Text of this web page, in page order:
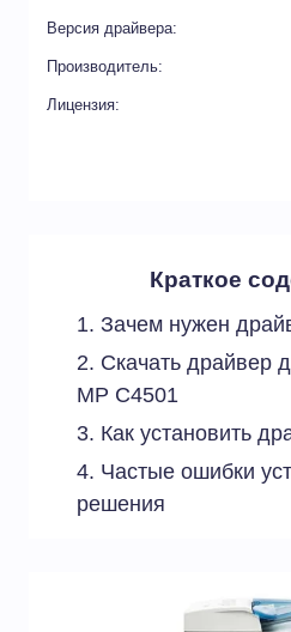
Версия драйвера:
Производитель:
Лицензия:
Краткое
Зачем нужен
Скачать драйвер
MP C4501
Как установить
Частые ошибки
решения